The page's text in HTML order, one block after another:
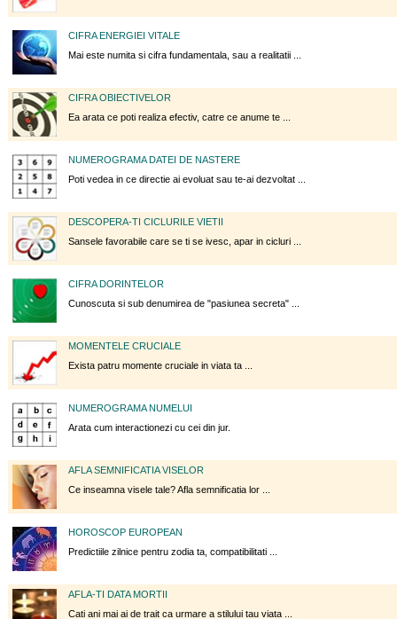
CIFRA ENERGIEI VITALE
Mai este numita si cifra fundamentala, sau a realitatii ...
CIFRA OBIECTIVELOR
Ea arata ce poti realiza efectiv, catre ce anume te ...
NUMEROGRAMA DATEI DE NASTERE
Poti vedea in ce directie ai evoluat sau te-ai dezvoltat ...
DESCOPERA-TI CICLURILE VIETII
Sansele favorabile care se ti se ivesc, apar in cicluri ...
CIFRA DORINTELOR
Cunoscuta si sub denumirea de "pasiunea secreta" ...
MOMENTELE CRUCIALE
Exista patru momente cruciale in viata ta ...
NUMEROGRAMA NUMELUI
Arata cum interactionezi cu cei din jur.
AFLA SEMNIFICATIA VISELOR
Ce inseamna visele tale? Afla semnificatia lor ...
HOROSCOP EUROPEAN
Predictiile zilnice pentru zodia ta, compatibilitati ...
AFLA-TI DATA MORTII
Cati ani mai ai de trait ca urmare a stilului tau viata ...